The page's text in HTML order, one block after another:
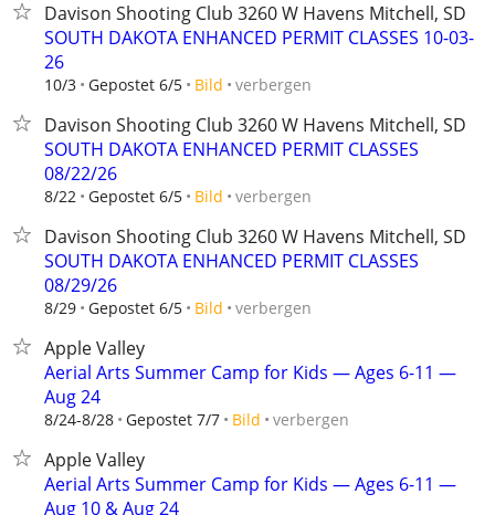
Davison Shooting Club 3260 W Havens Mitchell, SD
SOUTH DAKOTA ENHANCED PERMIT CLASSES 10-03-
26
10/3 Gepostet 6/5 Bild verbergen
Davison Shooting Club 3260 W Havens Mitchell, SD
SOUTH DAKOTA ENHANCED PERMIT CLASSES
08/22/26
8/22 Gepostet 6/5 Bild verbergen
Davison Shooting Club 3260 W Havens Mitchell, SD
SOUTH DAKOTA ENHANCED PERMIT CLASSES
08/29/26
8/29 Gepostet 6/5 Bild verbergen
Apple Valley
Aerial Arts Summer Camp for Kids — Ages 6-11 —
Aug 24
8/24-8/28 Gepostet 7/7 Bild verbergen
Apple Valley
Aerial Arts Summer Camp for Kids — Ages 6-11 —
Aug 10 & Aug 24